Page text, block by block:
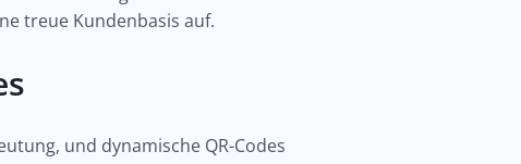
treue Kundenbasis auf.
und dynamische QR-Codes